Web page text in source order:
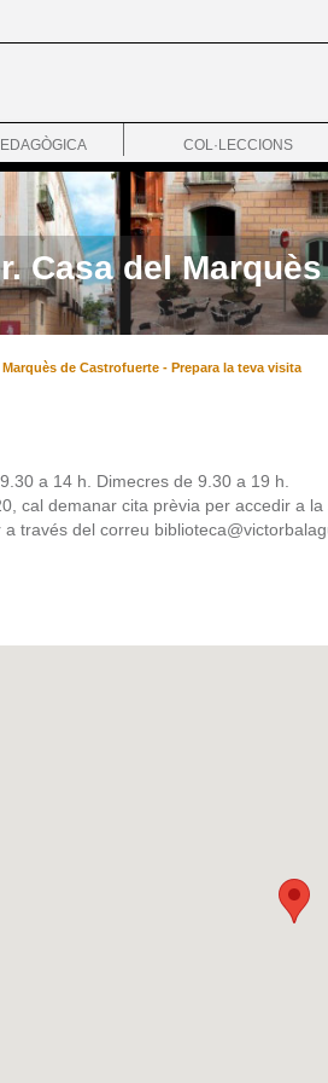
COL·LECCIONS
Casa del
de Castrofuerte - Prepara la teva visita
a 14 h. Dimecres de 9.30 a 19 h.
cal demanar cita prèvia per accedir a la
través del correu